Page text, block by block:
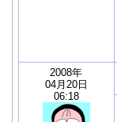
2008年
04月20日
06:18